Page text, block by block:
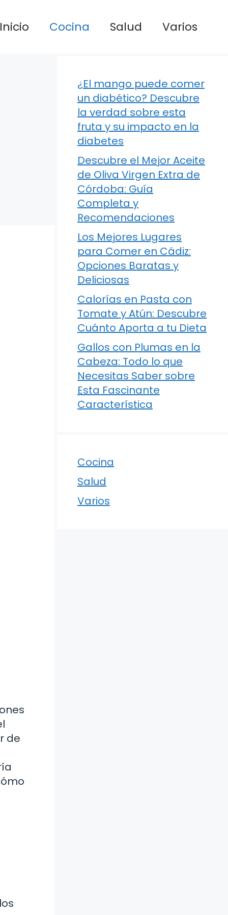
Inicio Cocina Salud Varios
de
¿El mango puede comer
un diabético? Descubre
la verdad sobre esta
fruta y su impacto en la
diabetes
Descubre el Mejor Aceite
de Oliva Virgen Extra de
Córdoba: Guía
Completa y
Recomendaciones
Los Mejores Lugares
para Comer en Cádiz:
Opciones Baratas y
Deliciosas
Calorías en Pasta con
Tomate y Atún: Descubre
Cuánto Aporta a tu Dieta
Gallos con Plumas en la
Cabeza: Todo lo que
Necesitas Saber sobre
Esta Fascinante
Característica
Cocina
Salud
Varios